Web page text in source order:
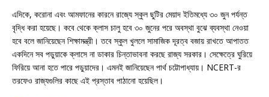
এদিকে, করোনা এবং আমফানের কারনে রাজ্যে স্কুল ছুটির মেয়াদ ইতিমধ্যে ৩০ জুন পর্যন্ত
বৃদ্ধি করা হয়েছে। কবে থেকে ক্লাস চালু হবে ৩০ জুনের পরে অবস্থা বুঝে ব্যবস্থা নেওয়া
হবে বলে জানিয়েছেন শিক্ষামন্ত্রী। তবে স্কুল খুললে সামাজিক দূরত্ব বজায় রাখতে আপাতত
একদিনে সব পড়ুয়াকে ক্লাসে না ডাকার চিন্তাভাবনা করছে রাজ্য সরকার। সেক্ষেত্রে ঘুরিয়ে
ফিরিয়ে আনা হতে পারে পড়ুয়াদের। এমনই জানিয়েছেন পার্থ চট্টোপাধ্যায়। NCERT-র
তরফেও রাজ্যগুলির কাছে এই প্রস্তাব পাঠানো হয়েছিল।